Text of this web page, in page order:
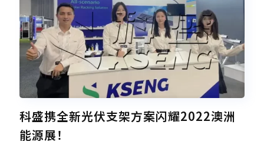
科盛携全新光伏支架方案闪耀2022澳洲
能源展！